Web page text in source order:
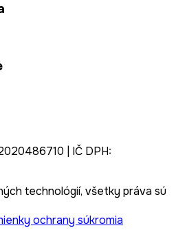
| IČ DPH:
technológií, všetky práva sú
ochrany súkromia